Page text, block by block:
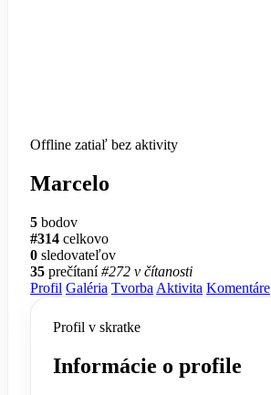
Offline zatiaľ bez aktivity
Marcelo
5 bodov
#314 celkovo
0 sledovateľov
35 prečítaní #272 v čítanosti
Profil Galéria Tvorba Aktivita Komentáre
Profil v skratke
Informácie o profile